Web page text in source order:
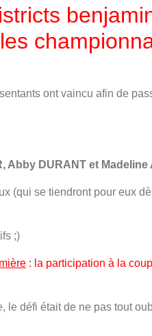
ont vaincu afin de
Abby DURANT et Madeline
(qui se tiendront pour eux
;)
: la participation à la
défi était de ne pas tout